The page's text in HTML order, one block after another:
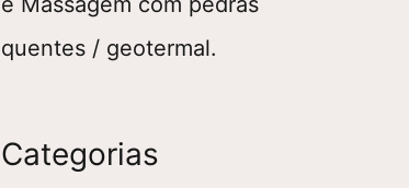
quentes / geotermal.
Categorias